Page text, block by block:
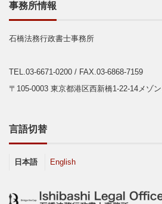
事務所情報
石橋法務行政書士事務所
TEL.03-6671-0200 / FAX.03-6868-7159
〒105-0003 東京都港区西新橋1-22-14メゾ
言語切替
日本語 English